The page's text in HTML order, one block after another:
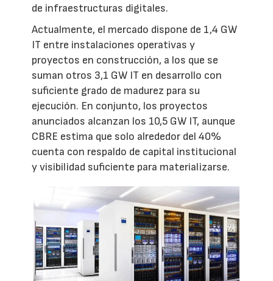
de infraestructuras digitales.
Actualmente, el mercado dispone de 1,4 GW
IT entre instalaciones operativas y
proyectos en construcción, a los que se
suman otros 3,1 GW IT en desarrollo con
suficiente grado de madurez para su
ejecución. En conjunto, los proyectos
anunciados alcanzan los 10,5 GW IT, aunque
CBRE estima que solo alrededor del 40%
cuenta con respaldo de capital institucional
y visibilidad suficiente para materializarse.